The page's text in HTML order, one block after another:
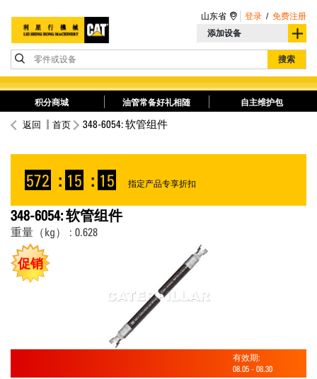
添加设备
零件或设备 搜索
山东省 登录 / 免费注册
积分商城 油管常备好礼相随 自主维护包
返回 首页 348-6054: 软管组件
572 : 15 : 15 指定产品专享折扣
348-6054: 软管组件
重量（kg） : 0.628
促销
有效期:
08.05 - 08.30